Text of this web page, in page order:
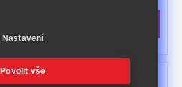
13 099 Kč **
RUBI tmavě hnědá
Nastavení
Povolit vše